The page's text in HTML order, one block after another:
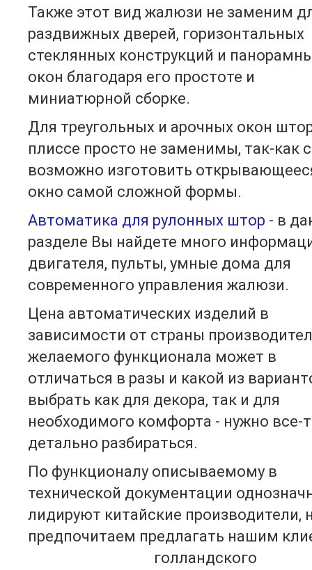
Также этот вид жалюзи не заменим
раздвижных дверей, горизонтальных
стеклянных конструкций и
окон благодаря его простоте и
миниатюрной сборке.
Для треугольных и арочных окон
плиссе просто не заменимы, так-как
возможно изготовить
окно самой сложной формы.
Автоматика для рулонных штор - в
разделе Вы найдете много
двигателя, пульты, умные дома для
современного управления жалюзи.
Цена автоматических изделий в
зависимости от страны
желаемого функционала может в
отличаться в разы и какой из
выбрать как для декора, так и для
необходимого комфорта - нужно все-
детально разбираться.
По функционалу описываемому в
технической документации
лидируют китайские производители,
предпочитаем предлагать нашим
голландского